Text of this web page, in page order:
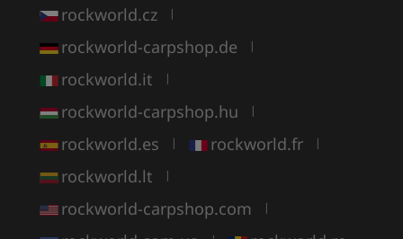
rockworld.cz |
rockworld-carpshop.de |
rockworld.it |
rockworld-carpshop.hu |
rockworld.es | rockworld.fr |
rockworld.lt |
rockworld-carpshop.com |